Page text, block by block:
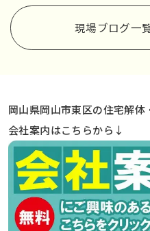
現場ブログ一
岡山県岡山市東区の住宅解
会社案内はこちらから↓